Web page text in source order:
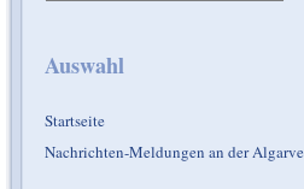
Auswahl
Startseite
Nachrichten-Meldungen an der Algarve